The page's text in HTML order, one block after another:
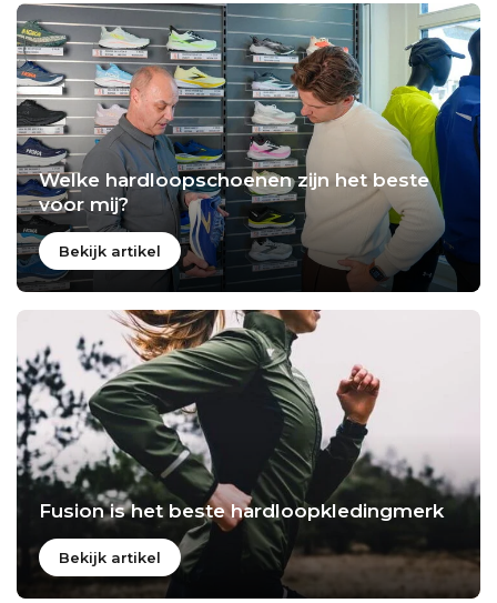
Welke hardloopschoenen zijn het beste
voor mij?
Bekijk artikel
Fusion is het beste hardloopkledingmerk
Bekijk artikel